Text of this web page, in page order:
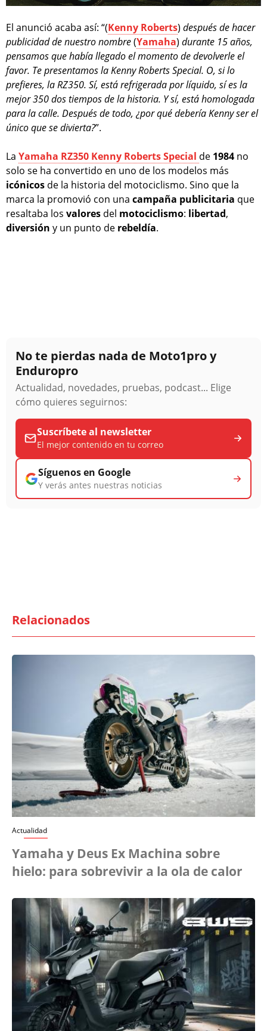
El anunció acaba así: “(Kenny Roberts) después de hacer
publicidad de nuestro nombre(Yamaha) durante 15 años,
pensamos que había llegado el momento de devolverle el
favor. Te presentamos la Kenny Roberts Special. O, si lo
prefieres, la RZ350. Sí, está refrigerada por líquido, sí es la
mejor 350 dos tiempos de la historia. Y sí, está homologada
para la calle. Después de todo, ¿por qué debería Kenny ser el
único que se divierta?”.
La Yamaha RZ350 Kenny Roberts Special de 1984 no
solo se ha convertido en uno de los modelos más
icónicos de la historia del motociclismo. Sino que la
marca la promovió con una campaña publicitaria que
resaltaba los valores del motociclismo: libertad,
diversión y un punto de rebeldía.
No te pierdas nada de Moto1pro y
Enduropro
Actualidad, novedades, pruebas, podcast... Elige
cómo quieres seguirnos:
Suscríbete al newsletter
El mejor contenido en tu correo
Síguenos en Google
Y verás antes nuestras noticias
Relacionados
Actualidad
Yamaha y Deus Ex Machina sobre
hielo: para sobrevivir a la ola de calor